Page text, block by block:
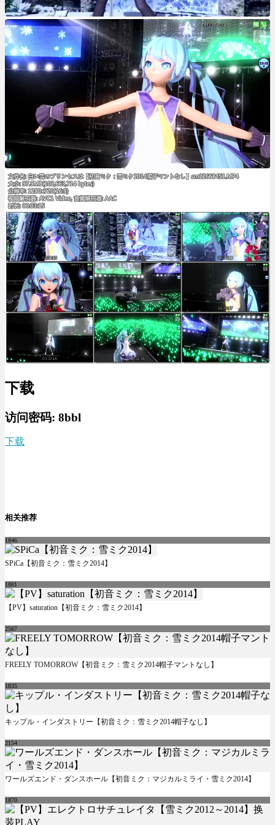
下载
访问密码: 8bbl
下载
相关推荐
1846
SPiCa【初音ミク：雪ミク2014】
1881
【PV】saturation【初音ミク：雪ミク2014】
2567
FREELY TOMORROW【初音ミク：雪ミク2014帽子マントなし】
1835
キップル・インダストリー【初音ミク：雪ミク2014帽子なし】
2154
ワールズエンド・ダンスホール【初音ミク：マジカルミライ・雪ミク2014】
1870